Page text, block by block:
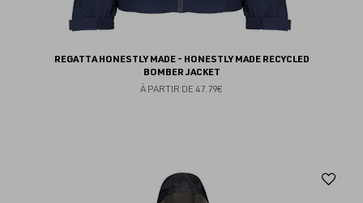
REGATTA HONESTLY MADE - HONESTLY MADE RECYCLED
BOMBER JACKET
À PARTIR DE 47.79€